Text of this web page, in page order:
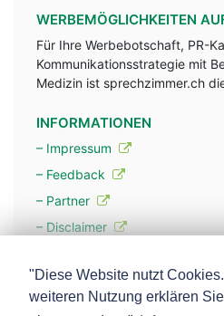
WERBEMÖGLICHKEITEN
Für Ihre Werbebotschaft, PR-
Kommunikationsstrategie mit
Medizin ist sprechzimmer.ch
INFORMATIONEN
– Impressum
– Feedback
– Partner
– Disclaimer
– Werbung
"Diese Website nutzt
weiteren Nutzung erklären